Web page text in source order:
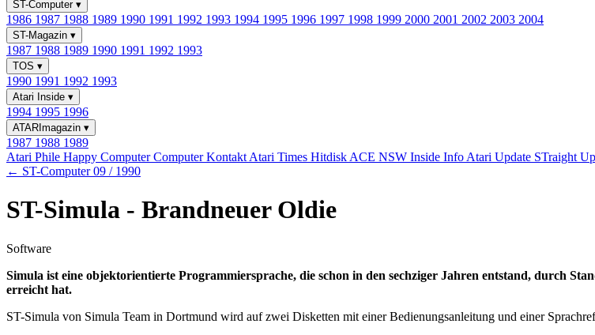
ST-Computer ▾
1986 1987 1988 1989 1990 1991 1992 1993 1994 1995 1996 1997 1998 1999 2000 2001 2002 2003 2004
ST-Magazin ▾
1987 1988 1989 1990 1991 1992 1993
TOS ▾
1990 1991 1992 1993
Atari Inside ▾
1994 1995 1996
ATARImagazin ▾
1987 1988 1989
Atari Phile Happy ComputerComputer Kontakt Atari Times Hitdisk ACE NSW Inside Info Atari Update STraight Up
← ST-Computer 09 / 1990
ST-Simula - Brandneuer Oldie
Software
Simula ist eine objektorientierte Programmiersprache, die schon in den sechziger Jahren entstand, durch
erreicht hat.
ST-Simula von Simula Team in Dortmund wird auf zwei Disketten mit einer Bedienungsanleitung und einer